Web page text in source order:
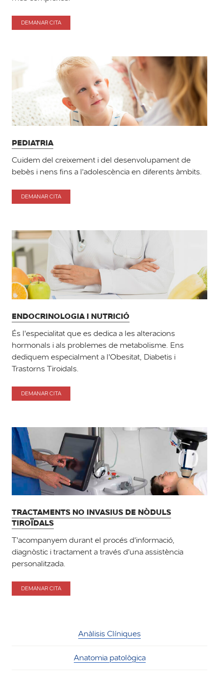
DEMANAR CITAPER
OTORINOLARINGOLOGIA
PEDIATRIA
Cuidem del creixement i del desenvolupament de
bebès i nens fins a l'adolescència en diferents àmbits.
DEMANAR CITA
PEDIATRIA
ENDOCRINOLOGIA I NUTRICIÓ
És l'especialitat que es dedica a les alteracions
hormonals i als problemes de metabolisme. Ens
dediquem especialment a l'Obesitat, Diabetis i
Trastorns Tiroidals.
DEMANAR CITAPER
ENDOCRINOLOGIA
TRACTAMENTS NO INVASIUS DE NÒDULS
TIROÏDALS
T'acompanyem durant el procés d'informació,
diagnòstic i tractament a través d'una assistència
personalitzada.
DEMANAR CITAPER
TRACTAMENTS
TIROÏDALSAnàlisis Clíniques
Anatomia patològica